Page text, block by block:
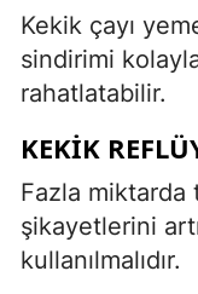
Kekik çayı
sindirimi
rahatlatabilir.
KEKIK
Fazla
şikayetlerini
kullanılmalıdır.